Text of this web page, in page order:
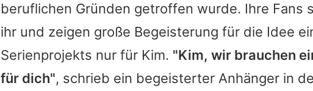
beruflichen Gründen getroffen wurde. Ihre Fans
ihr und zeigen große Begeisterung für die Idee
Serienprojekts nur für Kim. "Kim, wir brauchen
für dich", schrieb ein begeisterter Anhänger in